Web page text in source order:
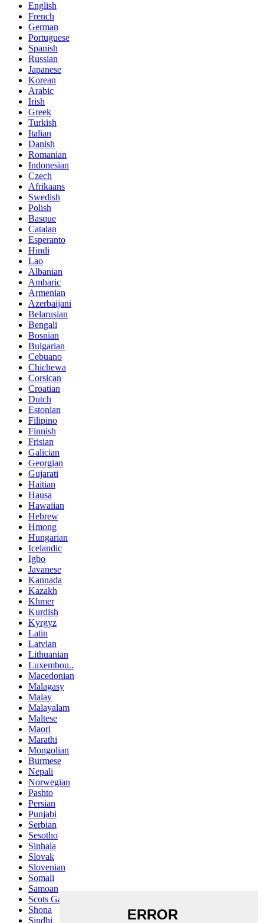
English
French
German
Portuguese
Spanish
Russian
Japanese
Korean
Arabic
Irish
Greek
Turkish
Italian
Danish
Romanian
Indonesian
Czech
Afrikaans
Swedish
Polish
Basque
Catalan
Esperanto
Hindi
Lao
Albanian
Amharic
Armenian
Azerbaijani
Belarusian
Bengali
Bosnian
Bulgarian
Cebuano
Chichewa
Corsican
Croatian
Dutch
Estonian
Filipino
Finnish
Frisian
Galician
Georgian
Gujarati
Haitian
Hausa
Hawaiian
Hebrew
Hmong
Hungarian
Icelandic
Igbo
Javanese
Kannada
Kazakh
Khmer
Kurdish
Kyrgyz
Latin
Latvian
Lithuanian
Luxembou..
Macedonian
Malagasy
Malay
Malayalam
Maltese
Maori
Marathi
Mongolian
Burmese
Nepali
Norwegian
Pashto
Persian
Punjabi
Serbian
Sesotho
Sinhala
Slovak
Slovenian
Somali
Samoan
Scots Gaelic
Shona
Sindhi